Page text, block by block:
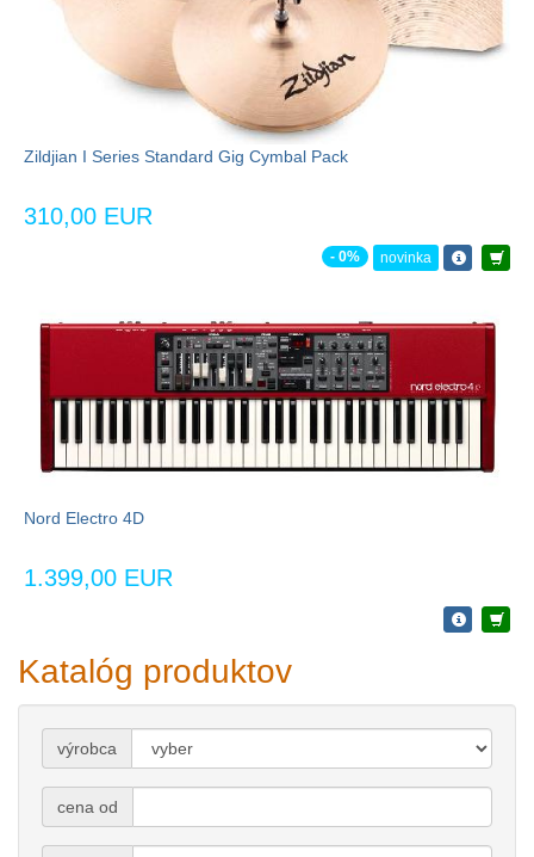
Zildjian I Series Standard Gig Cymbal Pack
310,00 EUR
- 0% novinka
Nord Electro 4D
1.399,00 EUR
Katalóg produktov
výrobca
cena od